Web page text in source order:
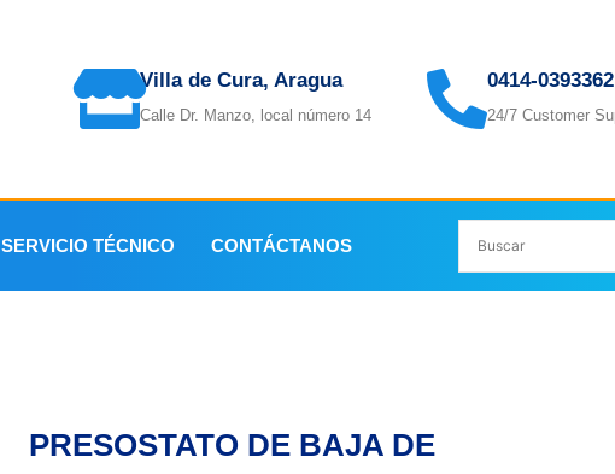
Villa de Cura, Aragua
Calle Dr. Manzo, local número 14
0414-0393362
24/7 Customer
SERVICIO TÉCNICO CONTÁCTANOS
PRESOSTATO DE BAJA DE